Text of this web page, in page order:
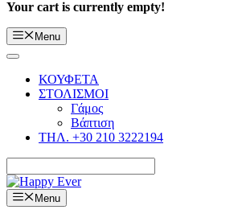
Your cart is currently empty!
Menu
ΚΟΥΦΕΤΑ
ΣΤΟΛΙΣΜΟΙ
Γάμος
Βάπτιση
ΤΗΛ. +30 210 3222194
Menu